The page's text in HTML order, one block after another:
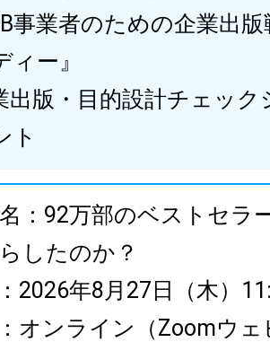
事業者のための企業出
ー』
出版・目的設計チェック
ト
：92万部のベストセラ
したのか？
2026年8月27日（木）
オンライン（Zoomウェ